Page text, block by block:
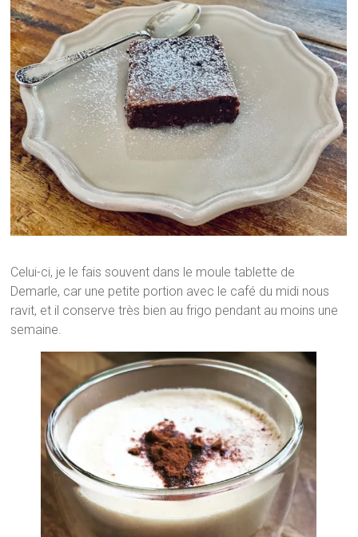
Celui-ci, je le fais souvent dans le moule tablette de
Demarle, car une petite portion avec le café du midi nous
ravit, et il conserve très bien au frigo pendant au moins une
semaine.